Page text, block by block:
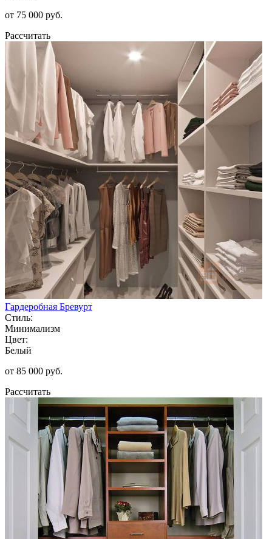
от 75 000 руб.
Рассчитать
Гардеробная Бревурт
Стиль:
Минимализм
Цвет:
Белый
от 85 000 руб.
Рассчитать